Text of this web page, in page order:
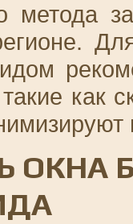
метода
как
ОКНА